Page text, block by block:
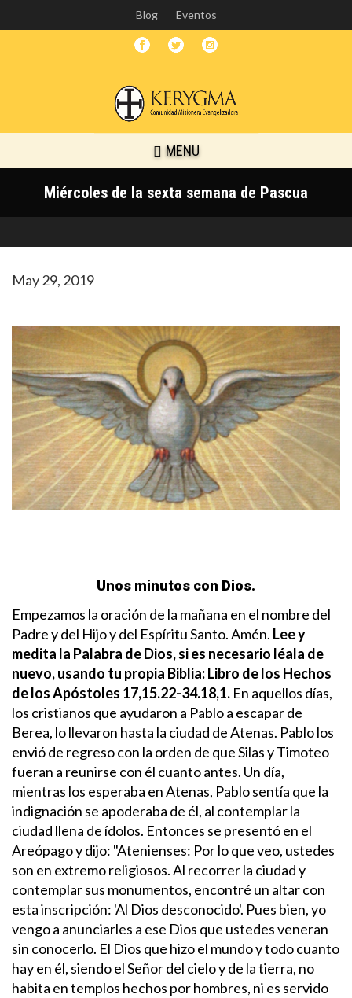
Skip
to
main
Blog Eventos
MENU
Miércoles de la sexta semana de Pascua
May 29, 2019
Unos minutos con Dios.
Empezamos la oración de la mañana en el nombre del
Padre y del Hijo y del Espíritu Santo. Amén. Lee y
medita la Palabra de Dios, si es necesario léala de
nuevo, usando tu propia Biblia:Libro de los Hechos
de los Apóstoles 17,15.22-34.18,1. En aquellos días,
los cristianos que ayudaron a Pablo a escapar de
Berea, lo llevaron hasta la ciudad de Atenas. Pablo los
envió de regreso con la orden de que Silas y Timoteo
fueran a reunirse con él cuanto antes. Un día,
mientras los esperaba en Atenas, Pablo sentía que la
indignación se apoderaba de él, al contemplar la
ciudad llena de ídolos. Entonces se presentó en el
Areópago y dijo: "Atenienses: Por lo que veo, ustedes
son en extremo religiosos. Al recorrer la ciudad y
contemplar sus monumentos, encontré un altar con
esta inscripción: 'Al Dios desconocido'. Pues bien, yo
vengo a anunciarles a ese Dios que ustedes veneran
sin conocerlo. El Dios que hizo el mundo y todo cuanto
hay en él, siendo el Señor del cielo y de la tierra, no
habita en templos hechos por hombres, ni es servido